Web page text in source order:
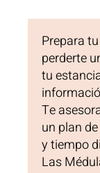
Prepara
perderte
tu
Te
un plan
y tiempo
Las